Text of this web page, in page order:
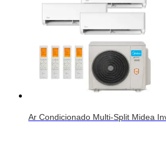
Ar Condicionado Multi-Split Midea